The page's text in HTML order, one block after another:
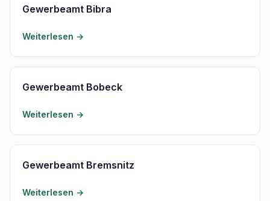
Gewerbeamt Bibra
Weiterlesen →
Gewerbeamt Bobeck
Weiterlesen →
Gewerbeamt Bremsnitz
Weiterlesen →